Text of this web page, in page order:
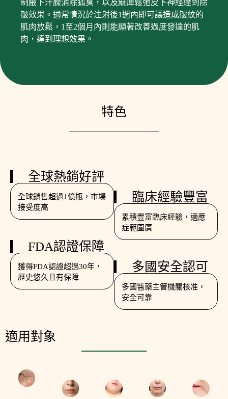
制腋下汗腺消除狐臭，以及麻痺鬆弛皮下神經達到除
皺效果。通常情況於注射後1週內即可讓造成皺紋的
肌肉放鬆，1至2個月內則能顯著改善過度發達的肌
肉，達到理想效果。
特色
全球熱銷好評
全球銷售超過1億瓶，市場
接受度高
FDA認證保障
獲得FDA認證超過30年，
歷史悠久且有保障
臨床經驗豐富
累積豐富臨床經驗，適應
症範圍廣
多國安全認可
多國醫藥主管機關核准，
安全可靠
適用對象